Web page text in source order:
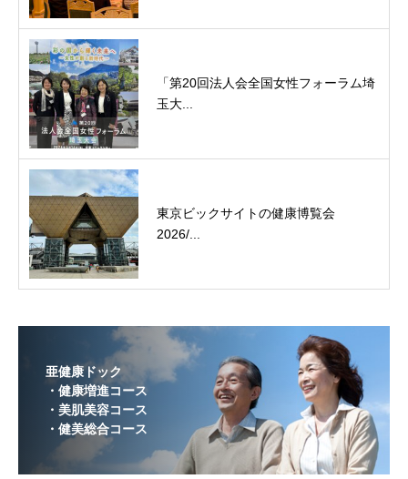
「第20回法人会全国女性フォーラム埼
玉大...
東京ビックサイトの健康博覧会
2026/...
亜健康ドック
・健康増進コース
・美肌美容コース
・健美総合コース